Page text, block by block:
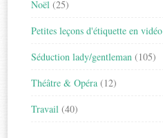
Noël (25)
Petites leçons d'étiquette en vidéo
Séduction lady/gentleman (105)
Théâtre & Opéra (12)
Travail (40)